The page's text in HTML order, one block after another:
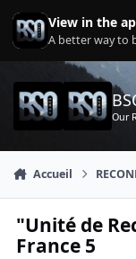
Aller au contenu
View in the
A better way to
Our
Accueil
"Unité de
France 5